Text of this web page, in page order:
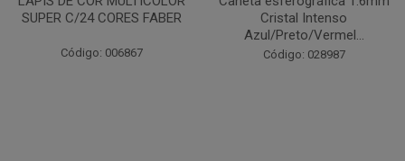
Cristal Intenso
Código: 028987
& LEO
Código: 028164